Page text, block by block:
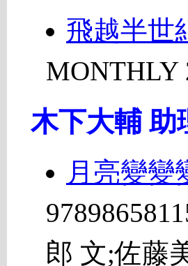
飛越半世
MONTHLY
木下大輔 助
月亮變變
郎 文;佐藤